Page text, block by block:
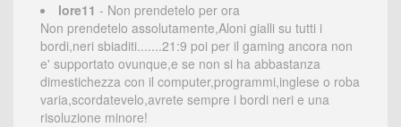
lore11 - Non prendetelo per ora
Non prendetelo assolutamente,Aloni gialli su tutti i
bordi,neri sbiaditi.......21:9 poi per il gaming ancora non
e' supportato ovunque,e se non si ha abbastanza
dimestichezza con il computer,programmi,inglese o roba
varia,scordatevelo,avrete sempre i bordi neri e una
risoluzione minore!